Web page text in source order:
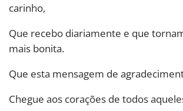
carinho,
Que recebo diariamente e que
mais bonita.
Que esta mensagem de
Chegue aos corações de todos